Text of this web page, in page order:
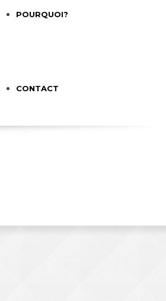
POURQUOI?
CONTACT